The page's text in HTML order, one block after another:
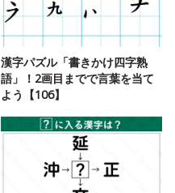
漢字パズル「書きかけ四字熟
語」！2画目までで言葉を当て
よう【106】